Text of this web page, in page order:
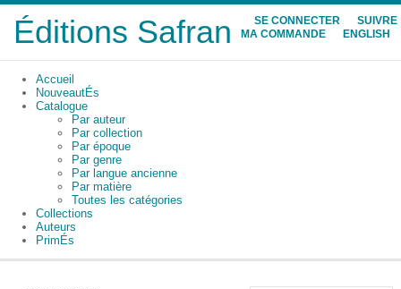
Éditions Safran SE CONNECTER
SUIVRE
MA COMMANDE
ENGLISH
Accueil
NouveautÉs
Catalogue
Par auteur
Par collection
Par époque
Par genre
Par langue ancienne
Par matière
Toutes les catégories
Collections
Auteurs
PrimÉs